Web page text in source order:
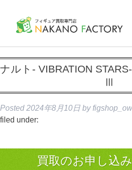
ナルト- VIBRATION
Ⅲ
Posted 2024年8月10日 by
filed under:
買取のお申し込